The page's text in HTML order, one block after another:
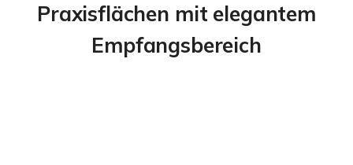
Praxisflächen mit elegantem
Empfangsbereich